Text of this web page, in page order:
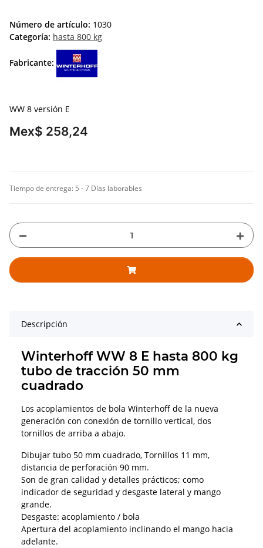
Número de artículo: 1030
Categoría: hasta 800 kg
Fabricante:
WW 8 versión E
Mex$ 258,24
Tiempo de entrega: 5 - 7 Días laborables
Descripción
Winterhoff WW 8 E hasta 800 kg
tubo de tracción 50 mm
cuadrado
Los acoplamientos de bola Winterhoff de la nueva
generación con conexión de tornillo vertical, dos
tornillos de arriba a abajo.
Dibujar tubo 50 mm cuadrado, Tornillos 11 mm,
distancia de perforación 90 mm.
Son de gran calidad y detalles prácticos; como
indicador de seguridad y desgaste lateral y mango
grande.
Desgaste: acoplamiento / bola
Apertura del acoplamiento inclinando el mango hacia
adelante.